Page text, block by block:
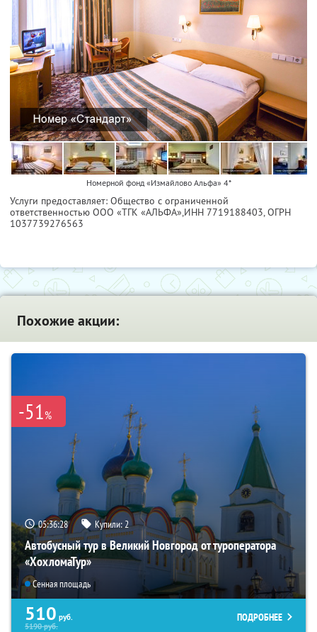
Номерной фонд «Измайлово Альфа» 4*
Услуги предоставляет: Общество с ограниченной
ответственностью ООО «ТГК «АЛЬФА»,ИНН 7719188403, ОГРН
1037739276563
Похожие акции:
-51%
05:36:26 Купили:2
Автобусный тур в Великий Новгород от туроператора
«ХохломаТур»
Сенная площадь
510 руб.
5190руб.
ПОДРОБНЕЕ